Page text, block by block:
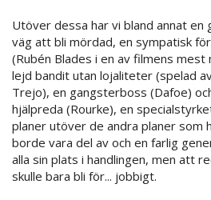
Utöver dessa har vi bland annat en
väg att bli mördad, en sympatisk
(Rubén Blades i en av filmens mest
lejd bandit utan lojaliteter (spelad
Trejo), en gangsterboss (Dafoe)
hjälpreda (Rourke), en
planer utöver de andra planer som
borde vara del av och en farlig
alla sin plats i handlingen, men att
skulle bara bli för... jobbigt.